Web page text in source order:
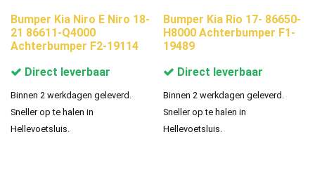
Bumper Kia Niro E Niro 18-
21 86611-Q4000
Achterbumper F2-19114
Direct leverbaar
Binnen 2 werkdagen geleverd.
Sneller op te halen in
Hellevoetsluis.
Bumper Kia Rio 17- 86650-
H8000 Achterbumper F1-
19489
Direct leverbaar
Binnen 2 werkdagen geleverd.
Sneller op te halen in
Hellevoetsluis.